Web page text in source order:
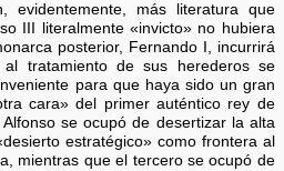
evidentemente, más literatura que
III literalmente «invicto» no hubiera
posterior, Fernando I, incurrirá
tratamiento de sus herederos se
para que haya sido un gran
cara» del primer auténtico rey de
se ocupó de desertizar la alta
estratégico» como frontera al
mientras que el tercero se ocupó de